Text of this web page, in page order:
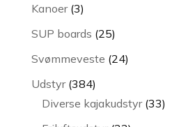
Kanoer 33
varer
SUP boards 2525
varer
Svømmeveste 2424
Udstyr 384384
varer
Diverse kajakudstyr 3333